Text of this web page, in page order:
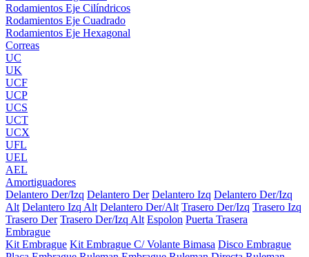
Rodamientos Eje Cilíndricos
Rodamientos Eje Cuadrado
Rodamientos Eje Hexagonal
Correas
UC
UK
UCF
UCP
UCS
UCT
UCX
UFL
UEL
AEL
Amortiguadores
Delantero Der/Izq Delantero Der Delantero Izq Delantero Der/Izq
Alt Delantero Izq Alt Delantero Der/Alt Trasero Der/Izq Trasero Izq
Trasero Der Trasero Der/Izq Alt Espolon Puerta Trasera
Embrague
Kit Embrague Kit Embrague C/ Volante Bimasa Disco Embrague